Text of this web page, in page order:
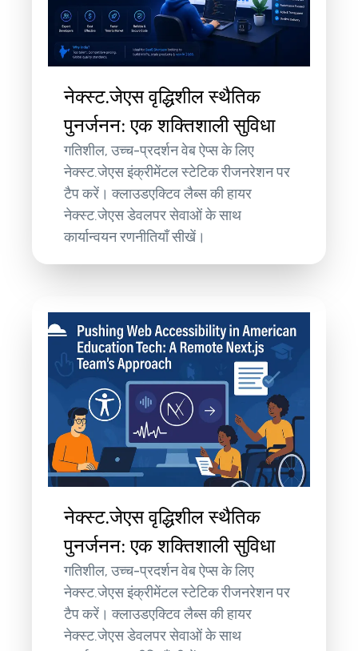
नेक्स्ट.जेएस वृद्धिशील स्थैतिक
पुनर्जनन: एक शक्तिशाली सुविधा
गतिशील, उच्च-प्रदर्शन वेब ऐप्स के लिए
नेक्स्ट.जेएस इंक्रीमेंटल स्टेटिक रीजनरेशन पर
टैप करें। क्लाउडएक्टिव लैब्स की हायर
नेक्स्ट.जेएस डेवलपर सेवाओं के साथ
कार्यान्वयन रणनीतियाँ सीखें।
नेक्स्ट.जेएस वृद्धिशील स्थैतिक
पुनर्जनन: एक शक्तिशाली सुविधा
गतिशील, उच्च-प्रदर्शन वेब ऐप्स के लिए
नेक्स्ट.जेएस इंक्रीमेंटल स्टेटिक रीजनरेशन पर
टैप करें। क्लाउडएक्टिव लैब्स की हायर
नेक्स्ट.जेएस डेवलपर सेवाओं के साथ